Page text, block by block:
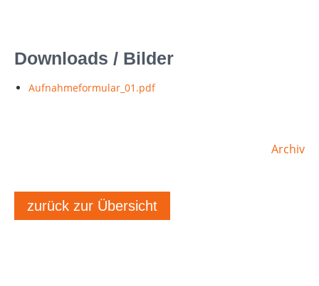
Downloads / Bilder
Aufnahmeformular_01.pdf
Archiv
zurück zur Übersicht